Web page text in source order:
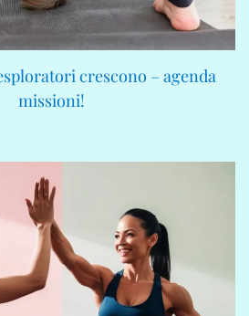
crescono – agenda
missioni!